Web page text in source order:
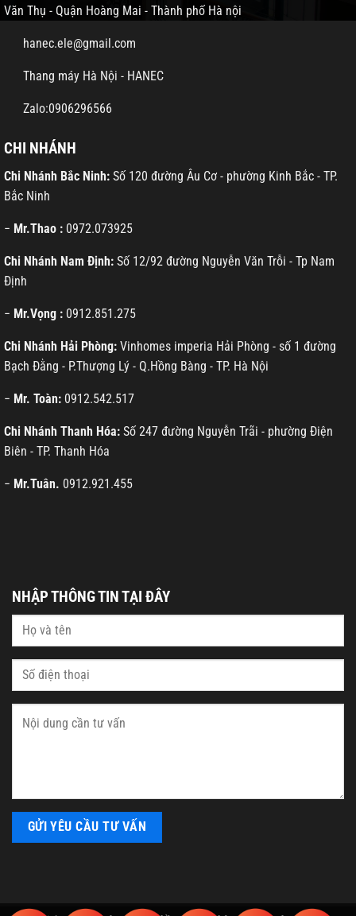
Văn Thụ - Quận Hoàng Mai - Thành phố Hà nội
hanec.ele@gmail.com
Thang máy Hà Nội - HANEC
Zalo:0906296566
CHI NHÁNH
Chi Nhánh Bắc Ninh: Số 120 đường Âu Cơ - phường Kinh Bắc - TP.
Bắc Ninh
− Mr.Thao : 0972.073925
Chi Nhánh Nam Định: Số 12/92 đường Nguyễn Văn Trỗi - Tp Nam
Định
− Mr.Vọng : 0912.851.275
Chi Nhánh Hải Phòng: Vinhomes imperia Hải Phòng - số 1 đường
Bạch Đằng - P.Thượng Lý - Q.Hồng Bàng - TP. Hà Nội
− Mr. Toàn: 0912.542.517
Chi Nhánh Thanh Hóa: Số 247 đường Nguyễn Trãi - phường Điện
Biên - TP. Thanh Hóa
− Mr.Tuân. 0912.921.455
NHẬP THÔNG TIN TẠI ĐÂY